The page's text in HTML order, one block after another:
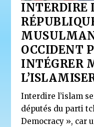
INTERDIRE
OCCIDENT
INTÉGRER
Interdire l’islam
députés du parti
Democracy », car